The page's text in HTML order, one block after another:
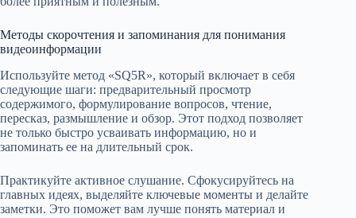
Методы скорочтения и запоминания для понимания
видеоинформации
Используйте метод «SQ5R», который включает в себя
следующие шаги: предварительный просмотр
содержимого, формулирование вопросов, чтение,
пересказ, размышление и обзор. Этот подход позволяет
не только быстро усваивать информацию, но и
запоминать ее на длительный срок.
Практикуйте активное слушание. Сфокусируйтесь на
главных идеях, выделяйте ключевые моменты и делайте
заметки. Это поможет вам лучше понять материал и